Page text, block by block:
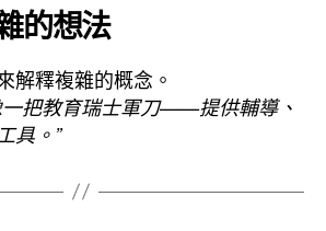
的想法
解釋複雜的概念。
一把教育瑞士軍刀——提供輔導、
具。”